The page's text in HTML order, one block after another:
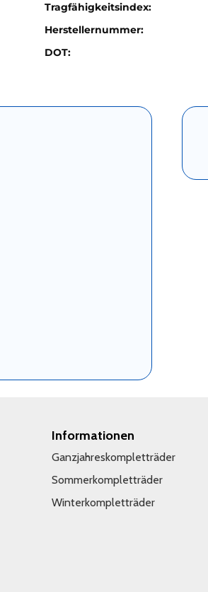
Tragfähigkeitsindex:
Herstellernummer:
DOT:
Informationen
Ganzjahreskompletträder
Sommerkompletträder
Winterkompletträder